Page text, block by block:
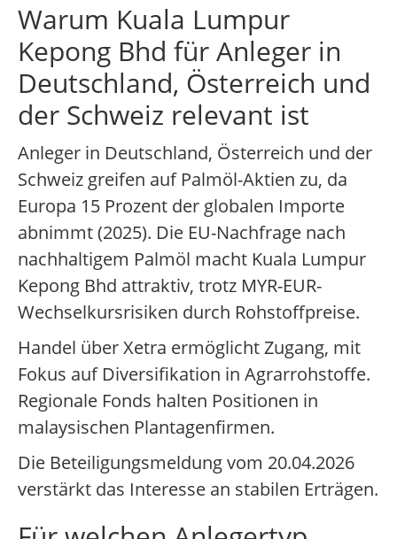
Warum Kuala Lumpur
Kepong Bhd für Anleger in
Deutschland, Österreich und
der Schweiz relevant ist
Anleger in Deutschland, Österreich und der
Schweiz greifen auf Palmöl-Aktien zu, da
Europa 15 Prozent der globalen Importe
abnimmt (2025). Die EU-Nachfrage nach
nachhaltigem Palmöl macht Kuala Lumpur
Kepong Bhd attraktiv, trotz MYR-EUR-
Wechselkursrisiken durch Rohstoffpreise.
Handel über Xetra ermöglicht Zugang, mit
Fokus auf Diversifikation in Agrarrohstoffe.
Regionale Fonds halten Positionen in
malaysischen Plantagenfirmen.
Die Beteiligungsmeldung vom 20.04.2026
verstärkt das Interesse an stabilen Erträgen.